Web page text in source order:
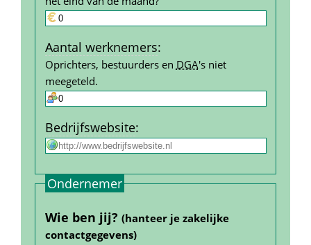
Aantal werk­nemers:
Oprichters, bestuurders en DGA's niet
meegeteld.
Bedrijfs­website:
Ondernemer
Wie ben jij? (hanteer je zakelijke
contact­gegevens)